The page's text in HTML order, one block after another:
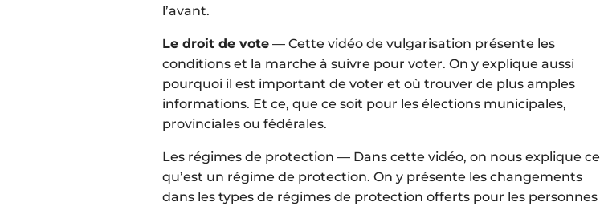
l’avant.
Le droit de vote— Cette vidéo de vulgarisation présente les
conditions et la marche à suivre pour voter. On y explique aussi
pourquoi il est important de voter et où trouver de plus amples
informations. Et ce, que ce soit pour les élections municipales,
provinciales ou fédérales.
Les régimes de protection — Dans cette vidéo, on nous explique ce
qu’est un régime de protection. On y présente les changements
dans les types de régimes de protection offerts pour les personnes